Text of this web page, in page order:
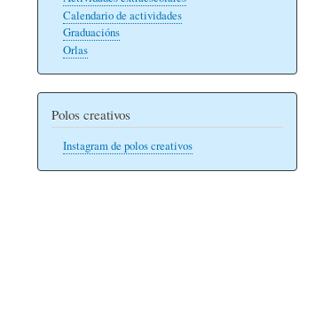
Calendario de actividades
Graduacións
Orlas
Polos creativos
Instagram de polos creativos